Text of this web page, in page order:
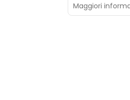
Maggiori